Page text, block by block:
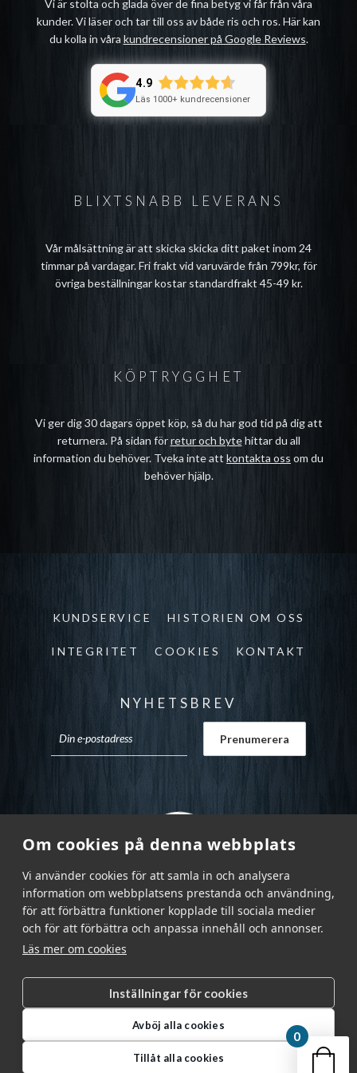
Om cookies på denna webbplats
Vi använder cookies för att samla in och analysera
information om webbplatsens prestanda och användning,
för att förbättra funktioner kopplade till sociala medier
och för att förbättra och anpassa innehåll och annonser.
Läs mer om cookies
Inställningar för cookies
Avböj alla cookies
Tillåt alla cookies
BLIXTSNABB LEVERANS
Vår målsättning är att skicka skicka ditt paket inom 24
timmar på vardagar. Fri frakt vid varuvärde från 799kr, för
övriga beställningar kostar standardfrakt 45-49 kr.
Vi är stolta och glada över de fina betyg vi får från våra
kunder. Vi läser och tar till oss av både ris och ros. Här kan
du kolla in våra kundrecensioner på Google Reviews.
4.9
Läs 1000+ kundrecensioner
KÖPTRYGGHET
Vi ger dig 30 dagars öppet köp, så du har god tid på dig att
returnera. På sidan förretur och bytehittar du all
information du behöver. Tveka inte att kontakta oss om du
behöver hjälp.
KUNDSERVICE HISTORIEN OM OSS
INTEGRITET COOKIES KONTAKT
NYHETSBREV
Garnr Sverige AB © 2026 |
info@garnr.se
|
031 - 92 94 92
Din
0